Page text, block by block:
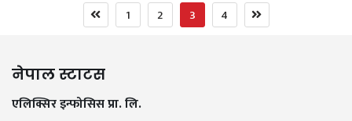
1 2 3 4
नेपाल स्टाटस
एलिक्सिर इन्फोसिस प्रा. लि.